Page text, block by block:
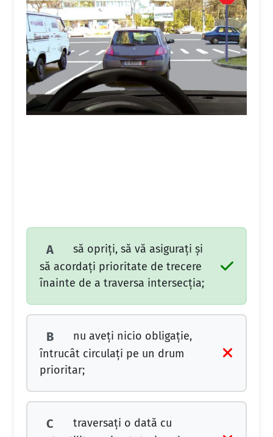
A
să opriți, să vă asigurați și
să acordați prioritate de trecere
înainte de a traversa intersecția;
B
nu aveți nicio obligație,
întrucât circulați pe un drum
prioritar;
C
traversați o dată cu